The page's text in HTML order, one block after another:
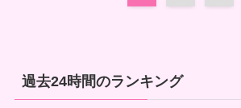
過去24時間のランキング